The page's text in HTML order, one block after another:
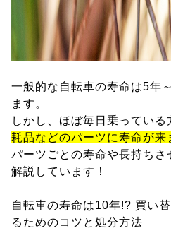
一般的な自転車の寿命は5年
ます。
しかし、ほぼ毎日乗っている
耗品などのパーツに寿命が来
パーツごとの寿命や長持ち
解説しています！
自転車の寿命は10年!? 買い
るためのコツと処分方法